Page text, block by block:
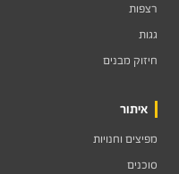
רצפות
גגות
חיזוק מבנים
איתור
מפיצים וחנויות
סוכנים